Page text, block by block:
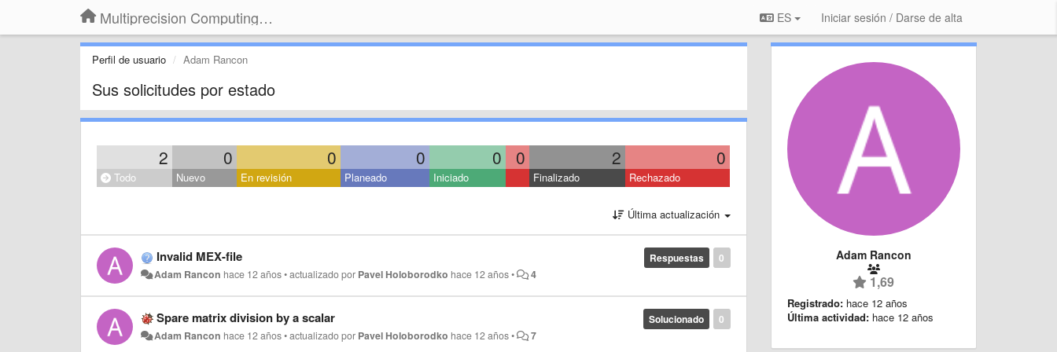
Multiprecision Computing Toolbox for MATLAB ES Iniciar sesión / Darse de alta
Perfil de usuario Adam Rancon
Sus solicitudes por estado
2 0 0 0 0 0 2 0
Todo Nuevo En revisión Planeado Iniciado Finalizado Rechazado
Última actualización
0
Respuestas
Invalid MEX-file
Adam Rancon hace 12 años•actualizado por Pavel Holoborodko hace 12 años• 4
0
Solucionado
Spare matrix division by a scalar
Adam Rancon hace 12 años•actualizado por Pavel Holoborodko hace 12 años• 7
Adam Rancon
1,69
Registrado: hace 12 años
Última actividad: hace 12 años